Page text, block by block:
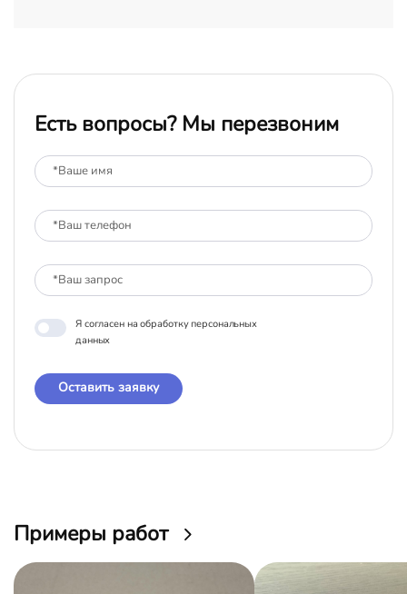
Есть вопросы? Мы перезвоним
Я согласен на обработку персональных
данных
Оставить заявку
Примеры работ